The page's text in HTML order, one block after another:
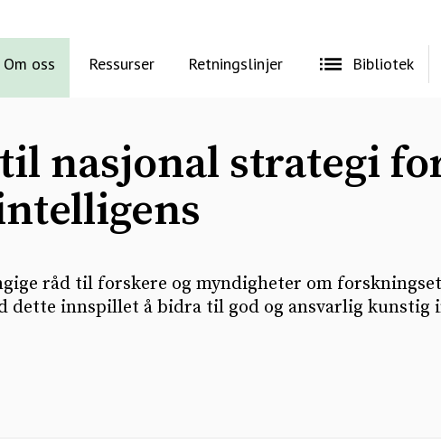
Om oss Ressurser Retningslinjer Bibliotek
nasjonal strategi
råd til forskere og myndigheter om
dette innspillet å bidra til god og ansvarlig kunstig